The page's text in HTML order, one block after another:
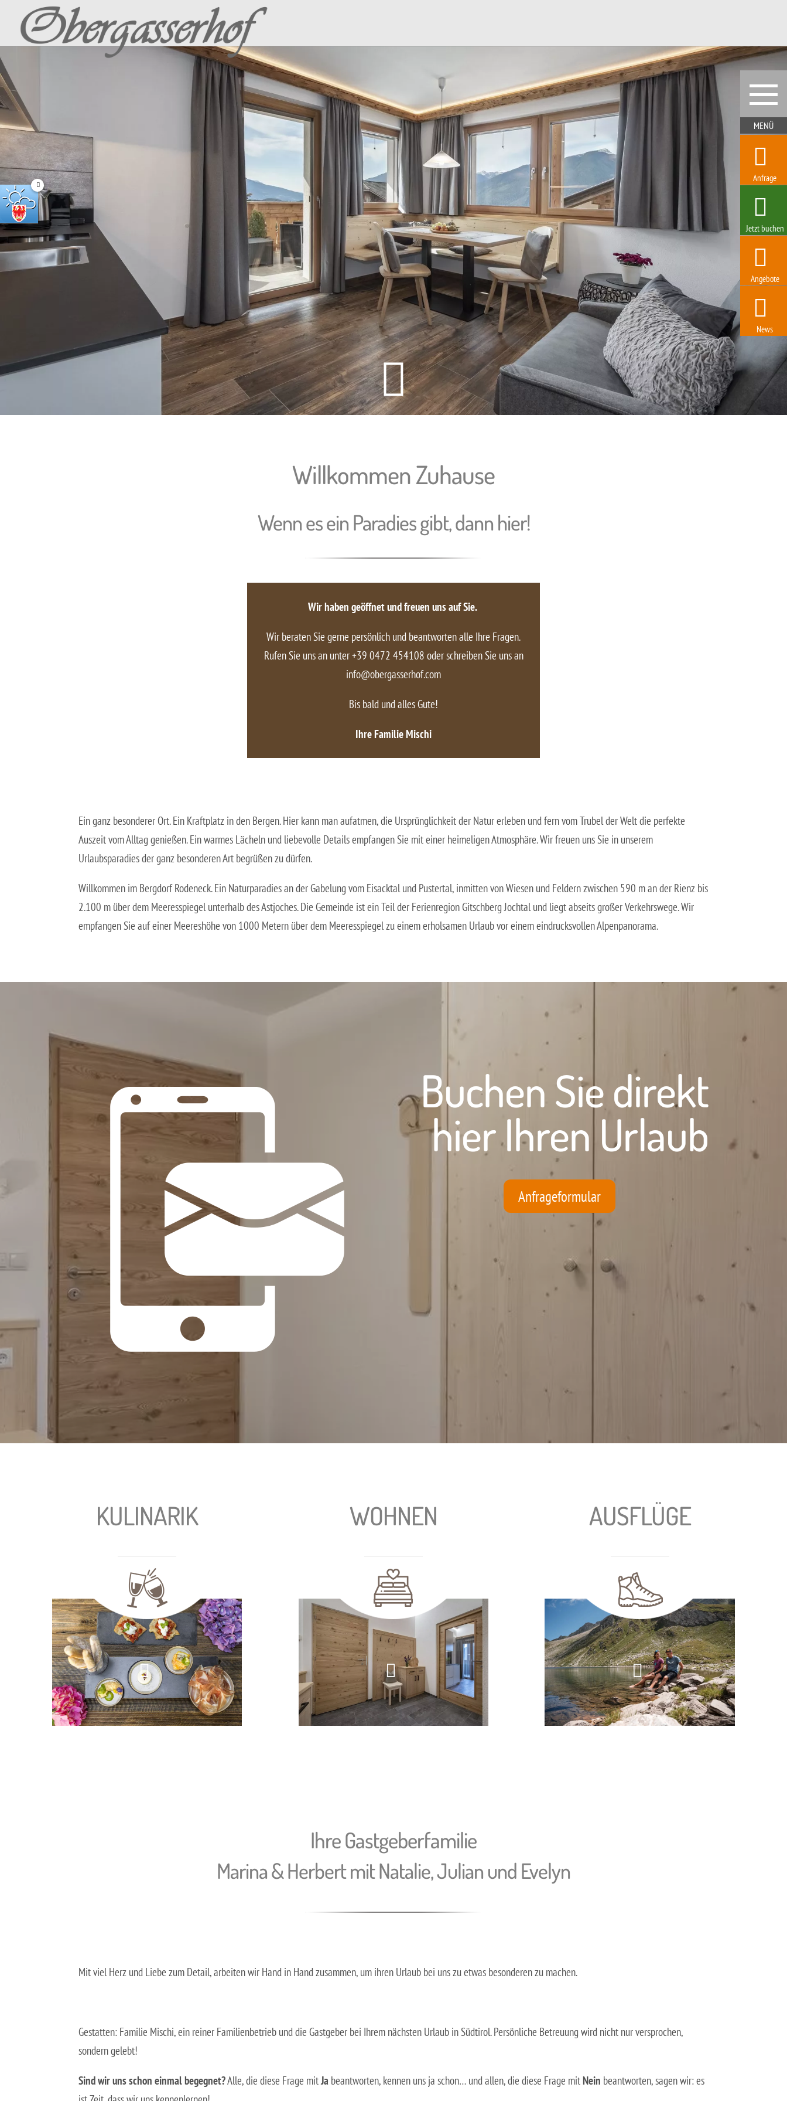
Anfrage
Jetzt buchen
Angebote
News

Willkommen Zuhause
Wenn es ein Paradies gibt,dann hier!
Wir haben geöffnet und freuen uns auf Sie.
Wir beraten Sie gerne persönlich und beantworten alle Ihre Fragen.
Rufen Sie uns an unter +39 0472 454108 oder schreiben Sie uns an
info@obergasserhof.com
Bis bald und alles Gute!
Ihre Familie Mischi
Ein ganz besonderer Ort. Ein Kraftplatz in den Bergen. Hier kann man aufatmen, die Ursprünglichkeit der Natur erleben und fern vom Trubel der Welt die perfekte
Auszeit vom Alltag genießen. Ein warmes Lächeln und liebevolle Details empfangen Sie mit einer heimeligen Atmosphäre. Wir freuen uns Sie in unserem
Urlaubsparadies der ganz besonderen Art begrüßen zu dürfen.
Willkommen im Bergdorf Rodeneck. Ein Naturparadies an der Gabelung vom Eisacktal und Pustertal, inmitten von Wiesen und Feldern zwischen 590 m an der Rienz bis
2.100 m über dem Meeresspiegel unterhalb des Astjoches. Die Gemeinde ist ein Teil der Ferienregion Gitschberg Jochtal und liegt abseits großer Verkehrswege. Wir
empfangen Sie auf einer Meereshöhe von 1000 Metern über dem Meeresspiegel zu einem erholsamen Urlaub vor einem eindrucksvollen Alpenpanorama.
Buchen Siedirekt
hierIhren Urlaub
Anfrageformular
KULINARIK WOHNEN AUSFLÜGE
Ihre Gastgeberfamilie
Marina & Herbert mit Natalie, Julian und Evelyn
Mit viel Herz und Liebe zum Detail, arbeiten wir Hand in Hand zusammen, um ihren Urlaub bei uns zu etwas besonderen zu machen.
Gestatten: Familie Mischi, ein reiner Familienbetrieb und die Gastgeber bei Ihrem nächsten Urlaub in Südtirol. Persönliche Betreuung wird nicht nur versprochen,
sondern gelebt!
Sind wir uns schon einmal begegnet?Alle, die diese Frage mitJa beantworten, kennen uns ja schon… und allen, die diese Frage mitNein beantworten, sagen wir: es